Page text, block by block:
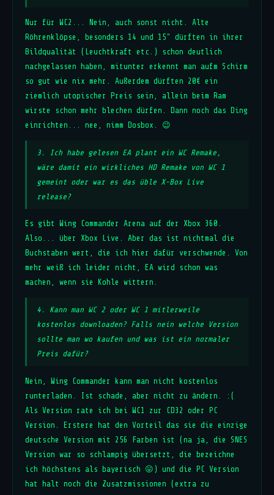
Nur für WC2... Nein, auch sonst nicht. Alte
Röhrenklöpse, besonders 14 und 15" dürften in ihrer
Bildqualität (Leuchtkraft etc.) schon deutlich
nachgelassen haben, mitunter erkennt man aufm Schirm
so gut wie nix mehr. Außerdem dürften 20€ ein
ziemlich utopischer Preis sein, allein beim Ram
wirste schon mehr blechen dürfen. Dann noch das Ding
einrichten... nee, nimm Dosbox. 😉
3. Ich habe gelesen EA plant ein WC Remake,
wäre damit ein wirkliches HD Remake von WC 1
gemeint oder war es das üble X-Box Live
release?
Es gibt Wing Commander Arena auf der Xbox 360.
Also... über Xbox Live. Aber das ist nichtmal die
Buchstaben wert, die ich hier dafür verschwende. Von
mehr weiß ich leider nicht, EA wird schon was
machen, wenn sie Kohle wittern.
4. Kann man WC 2 oder WC 1 mitlerweile
kostenlos downloaden? Falls nein welche Version
sollte man wo kaufen und was ist ein normaler
Preis dafür?
Nein, Wing Commander kann man nicht kostenlos
runterladen. Ist schade, aber nicht zu ändern. :(
Als Version rate ich bei WC1 zur CD32 oder PC
Version. Erstere hat den Vorteil das sie die einzige
deutsche Version mit 256 Farben ist (na ja, die SNES
Version war so schlampig übersetzt, die bezeichne
ich höchstens als bayerisch 😛) und die PC Version
hat halt noch die Zusatzmissionen (extra zu